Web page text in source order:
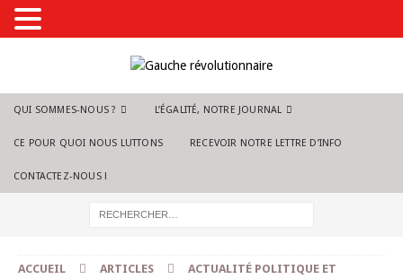
QUI SOMMES-NOUS ? L’ÉGALITÉ, NOTRE JOURNAL
CE POUR QUOI NOUS LUTTONS RECEVOIR NOTRE LETTRE D’INFO
CONTACTEZ-NOUS !
ACCUEIL ARTICLES
ACTUALITÉ POLITIQUE ET